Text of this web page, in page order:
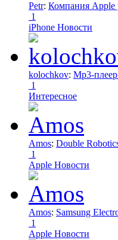
Petr: Компания Apple
1
iPhone Новости
kolochkov: Mp3-
1
Интересное
Amos: Double
1
Apple Новости
Amos: Samsung
1
Apple Новости